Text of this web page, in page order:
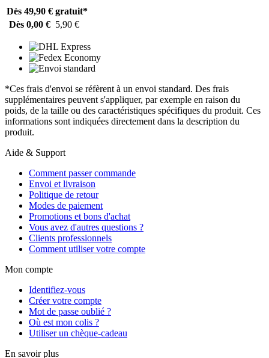
Dès 49,90 € gratuit*
Dès 0,00 € 5,90 €
*Ces frais d'envoi se réfèrent à un envoi standard. Des frais
supplémentaires peuvent s'appliquer, par exemple en raison du
poids, de la taille ou des caractéristiques spécifiques du produit. Ces
informations sont indiquées directement dans la description du
produit.
Aide & Support
Comment passer commande
Envoi et livraison
Politique de retour
Modes de paiement
Promotions et bons d'achat
Vous avez d'autres questions ?
Clients professionnels
Comment utiliser votre compte
Mon compte
Identifiez-vous
Créer votre compte
Mot de passe oublié ?
Où est mon colis ?
Utiliser un chèque-cadeau
En savoir plus